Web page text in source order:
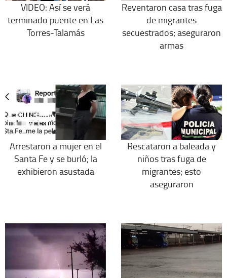
VIDEO: Así se verá
terminado puente en Las
Torres-Talamás
Reventaron casa tras fuga
de migrantes
secuestrados; aseguraron
armas
Arrestaron a mujer en el
Santa Fe y se burló; la
exhibieron asustada
Rescataron a baleada y
niños tras fuga de
migrantes; esto
aseguraron